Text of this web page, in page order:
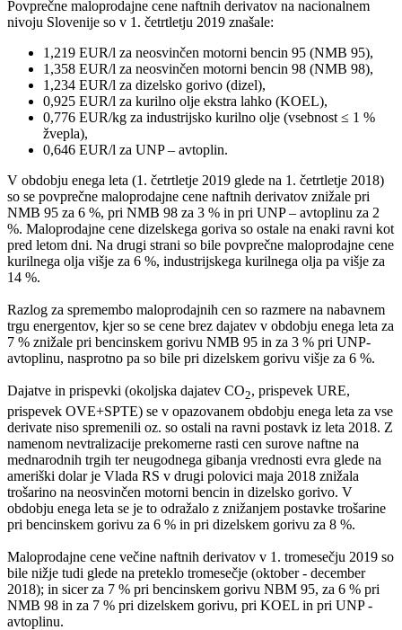
Povprečne maloprodajne cene naftnih derivatov na nacionalnem
nivoju Slovenije so v 1. četrtletju 2019 znašale:
1,219 EUR/l za neosvinčen motorni bencin 95 (NMB 95),
1,358 EUR/l za neosvinčen motorni bencin 98 (NMB 98),
1,234 EUR/l za dizelsko gorivo (dizel),
0,925 EUR/l za kurilno olje ekstra lahko (KOEL),
0,776 EUR/kg za industrijsko kurilno olje (vsebnost ≤ 1 %
žvepla),
0,646 EUR/l za UNP – avtoplin.
V obdobju enega leta (1. četrtletje 2019 glede na 1. četrtletje 2018)
so se povprečne maloprodajne cene naftnih derivatov znižale pri
NMB 95 za 6 %, pri NMB 98 za 3 % in pri UNP – avtoplinu za 2
%. Maloprodajne cene dizelskega goriva so ostale na enaki ravni kot
pred letom dni. Na drugi strani so bile povprečne maloprodajne cene
kurilnega olja višje za 6 %, industrijskega kurilnega olja pa višje za
14 %.
Razlog za spremembo maloprodajnih cen so razmere na nabavnem
trgu energentov, kjer so se cene brez dajatev v obdobju enega leta za
7 % znižale pri bencinskem gorivu NMB 95 in za 3 % pri UNP-
avtoplinu, nasprotno pa so bile pri dizelskem gorivu višje za 6 %.
Dajatve in prispevki (okoljska dajatev CO2, prispevek URE,
prispevek OVE+SPTE) se v opazovanem obdobju enega leta za vse
derivate niso spremenili oz. so ostali na ravni postavk iz leta 2018. Z
namenom nevtralizacije prekomerne rasti cen surove naftne na
mednarodnih trgih ter neugodnega gibanja vrednosti evra glede na
ameriški dolar je Vlada RS v drugi polovici maja 2018 znižala
trošarino na neosvinčen motorni bencin in dizelsko gorivo. V
obdobju enega leta se je to odražalo z znižanjem postavke trošarine
pri bencinskem gorivu za 6 % in pri dizelskem gorivu za 8 %.
Maloprodajne cene večine naftnih derivatov v 1. tromesečju 2019 so
bile nižje tudi glede na preteklo tromesečje (oktober - december
2018); in sicer za 7 % pri bencinskem gorivu NBM 95, za 6 % pri
NMB 98 in za 7 % pri dizelskem gorivu, pri KOEL in pri UNP -
avtoplinu.